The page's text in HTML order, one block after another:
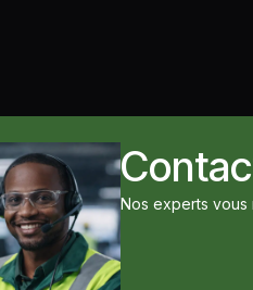
Nos experts vous